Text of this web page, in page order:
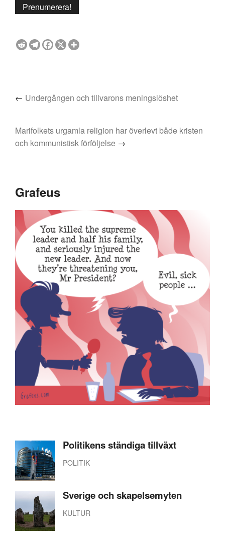
← Undergången och tillvarons meningslöshet
Marifolkets urgamla religion har överlevt både kristen
och kommunistisk förföljelse →
Grafeus
Politikens ständiga tillväxt
POLITIK
Sverige och skapelsemyten
KULTUR